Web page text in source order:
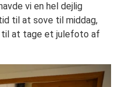
vi en hel dejlig
til at sove til middag,
til at tage et julefoto af